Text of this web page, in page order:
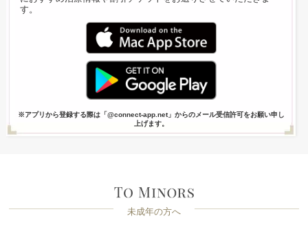
す。
※アプリから登録する際は「@connect-app.net」からのメール受信許可をお願い申し
上げます。
未成年の方へ